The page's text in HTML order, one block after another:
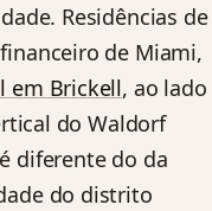
Residências de
de Miami,
em Brickell, ao lado
do Waldorf
diferente do da
do distrito